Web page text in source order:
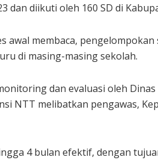
dan diikuti oleh 160 SD di
awal membaca,
di masing-masing sekolah.
dan evaluasi oleh Dinas
NTT melibatkan pengawas,
4 bulan efektif, dengan